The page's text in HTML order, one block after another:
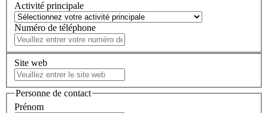
Activité principale
Numéro de téléphone
Site web
Personne de contact
Prénom